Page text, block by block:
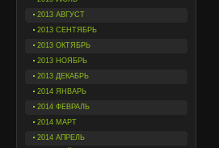
2013 АВГУСТ
2013 СЕНТЯБРЬ
2013 ОКТЯБРЬ
2013 НОЯБРЬ
2013 ДЕКАБРЬ
2014 ЯНВАРЬ
2014 ФЕВРАЛЬ
2014 МАРТ
2014 АПРЕЛЬ